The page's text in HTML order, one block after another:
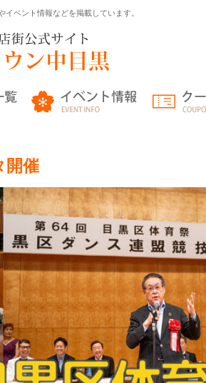
ベント情報などを掲載しています。
開催